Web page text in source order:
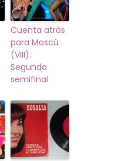
Cuenta atrás
para Moscú
(VIII):
Segunda
semifinal